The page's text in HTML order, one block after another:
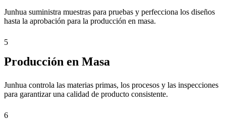
Junhua suministra muestras para pruebas y perfecciona los diseños
hasta la aprobación para la producción en masa.
5
Producción en Masa
Junhua controla las materias primas, los procesos y las inspecciones
para garantizar una calidad de producto consistente.
6